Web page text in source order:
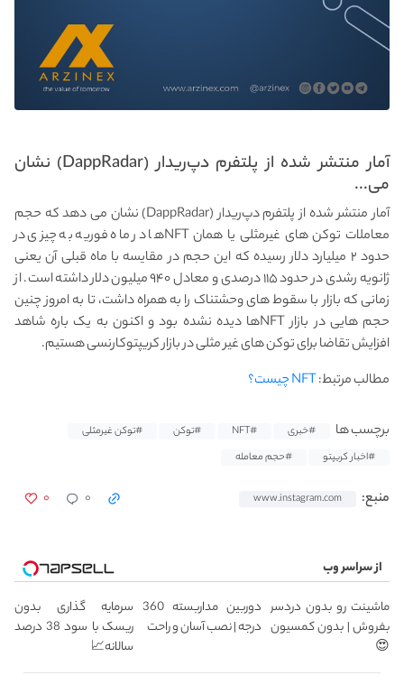
آمار منتشر شده از پلتفرم دپ‌ریدار (DappRadar) نشان
می...
آمار منتشر شده از پلتفرم دپ‌ریدار (DappRadar) نشان می دهد که حجم
معاملات توکن‌ های غیرمثلی یا همان NFTها در ماه فوریه به چیزی در
حدود ۲ میلیارد دلار رسیده که این حجم در مقایسه با ماه قبلی آن یعنی
ژانویه رشدی در حدود ۱۱۵ درصدی و معادل ۹۴۰ میلیون دلار داشته است. از
زمانی که بازار با سقوط های وحشتناک را به همراه داشت، تا به امروز چنین
حجم هایی در بازار NFTها دیده نشده بود و اکنون به یک باره شاهد
افزایش تقاضا برای توکن های غیر مثلی در بازار کریپتوکارنسی هستیم.
مطالب مرتبط:
برچسب ها #خبری #NFT #توکن
#توکن غیرمثلی
#اخبار کریپتو
#حجم معامله
منبع: www.instagram.com ۰ ۰
از سراسر وب
ماشینت رو بدون دردسر
بفروش | بدون کمسیون
😍
دوربین مداربسته 360
درجه | نصب آسان و راحت
سرمایه گذاری بدون
ریسک با سود 38 درصد
سالانه📈